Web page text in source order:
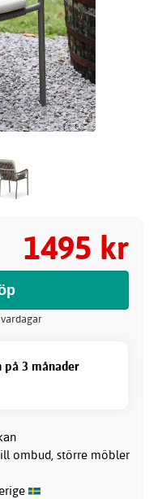
1495 kr
på 3 månader
ombud, större möbler